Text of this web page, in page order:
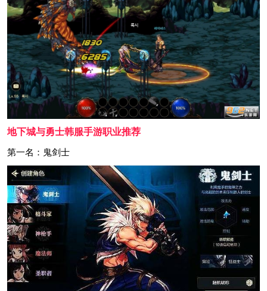
地下城与勇士韩服手游职业推荐
第一名：鬼剑士